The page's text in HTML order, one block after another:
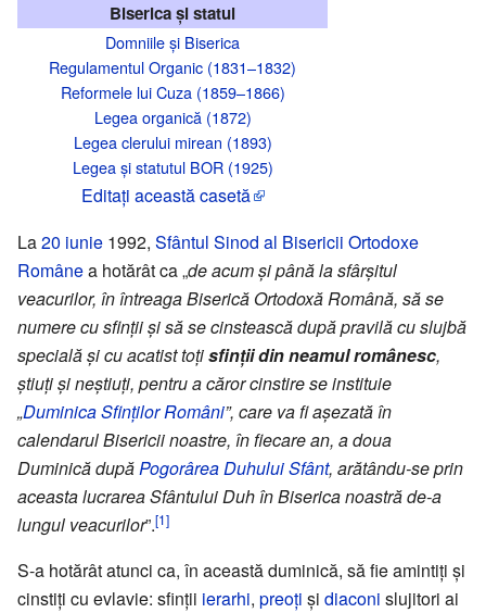
Biserica și statul
Domniile și Biserica
Regulamentul Organic (1831–1832)
Reformele lui Cuza (1859–1866)
Legea organică (1872)
Legea clerului mirean (1893)
Legea și statutul BOR (1925)
Editaţi această casetă
La20 iunie 1992, Sfântul Sinod al Bisericii Ortodoxe
Românea hotărât ca „de acum și până la sfârșitul
veacurilor, în întreaga Biserică Ortodoxă Română, să se
numere cu sfinții și să se cinstească după pravilă cu slujbă
specială și cu acatist toțisfinții din neamul românesc,
știuți și neștiuți, pentru a căror cinstire se instituie
„Duminica Sfinților Români”, care va fi așezată în
calendarul Bisericii noastre, în fiecare an, a doua
Duminică dupăPogorârea Duhului Sfânt, arătându-se prin
aceasta lucrarea Sfântului Duh în Biserica noastră de-a
lungul veacurilor”.[1]
S-a hotărât atunci ca, în această duminică, să fie amintiți și
cinstiți cu evlavie: sfinții ierarhi, preoți și diaconi slujitori ai